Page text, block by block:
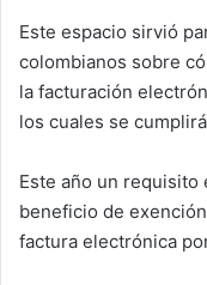
Este espacio sirvió
colombianos sobre
la facturación
los cuales se
Este año un requisito
beneficio de
factura electrónica